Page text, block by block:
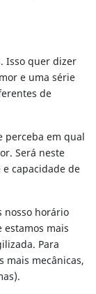
Isso quer dizer
e uma série
de
perceba em qual
Será neste
capacidade de
nosso horário
estamos mais
Para
mais mecânicas,